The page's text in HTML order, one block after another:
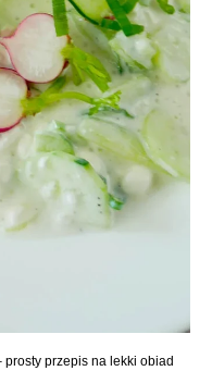
przepis na lekki obiad